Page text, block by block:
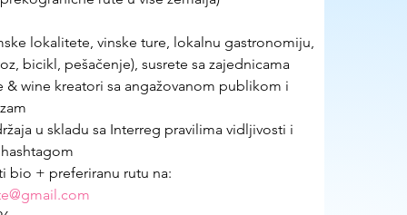
lokalitete, vinske ture, lokalnu gastronomiju,
bicikl, pešačenje), susrete sa zajednicama
& wine kreatori sa angažovanom publikom i
u skladu sa Interreg pravilima vidljivosti i
bio + preferiranu rutu na: